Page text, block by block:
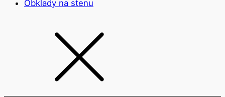
Obklady na stenu